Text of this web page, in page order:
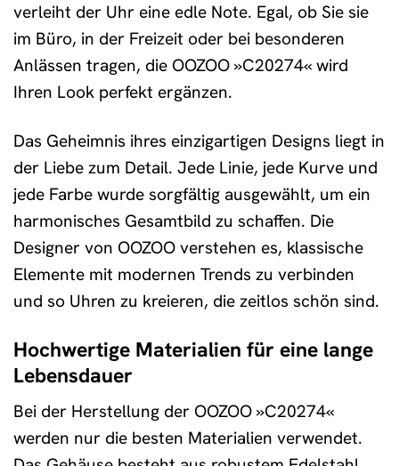
verleiht der Uhr eine edle Note. Egal, ob Sie sie
im Büro, in der Freizeit oder bei besonderen
Anlässen tragen, die OOZOO »C20274« wird
Ihren Look perfekt ergänzen.
Das Geheimnis ihres einzigartigen Designs liegt in
der Liebe zum Detail. Jede Linie, jede Kurve und
jede Farbe wurde sorgfältig ausgewählt, um ein
harmonisches Gesamtbild zu schaffen. Die
Designer von OOZOO verstehen es, klassische
Elemente mit modernen Trends zu verbinden
und so Uhren zu kreieren, die zeitlos schön sind.
Hochwertige Materialien für eine lange
Lebensdauer
Bei der Herstellung der OOZOO »C20274«
werden nur die besten Materialien verwendet.